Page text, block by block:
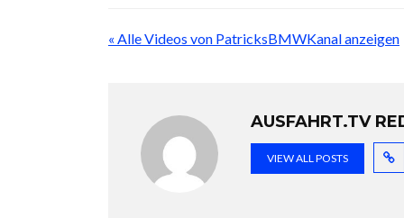
« Alle Videos von PatricksBMWKanal anzeigen
AUSFAHRT.TV
VIEW ALL POSTS